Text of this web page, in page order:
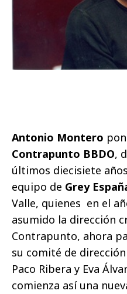
Antonio Montero
Contrapunto BBDO,
últimos diecisiete
equipo de Grey
Valle, quienes en el
asumido la dirección
Contrapunto, ahora
su comité de
Paco Ribera y Eva
comienza así una